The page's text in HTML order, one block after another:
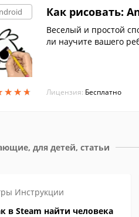
★★★
★★★
Как рисовать:
Веселый и простой
ли научите вашего
Лицензия: Бесплатно
для детей, статьи
Инструкции
в Steam найти человека